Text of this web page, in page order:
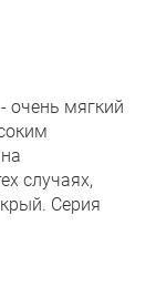
очень мягкий
случаях,
Серия